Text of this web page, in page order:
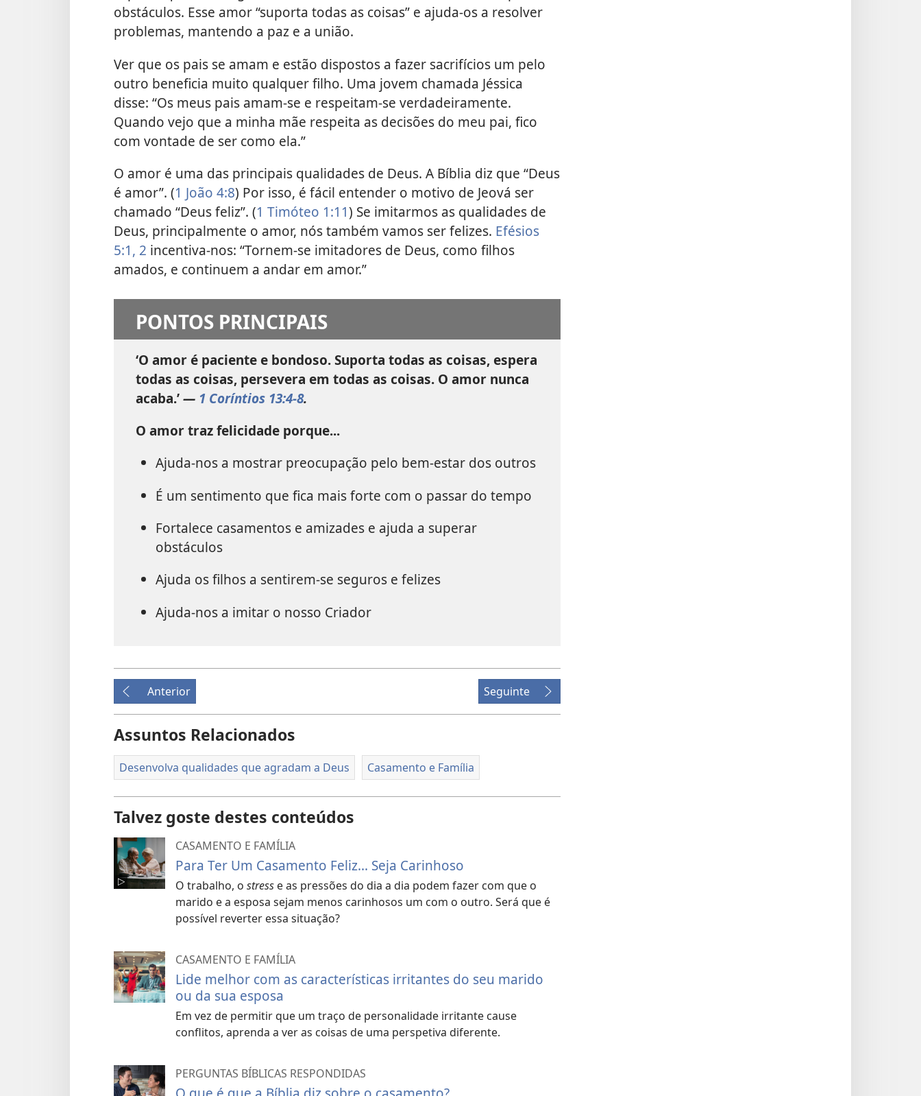
obstáculos. Esse amor “suporta todas as coisas” e ajuda-os a resolver
problemas, mantendo a paz e a união.
Ver que os pais se amam e estão dispostos a fazer sacrifícios um pelo
outro beneficia muito qualquer filho. Uma jovem chamada Jéssica
disse: “Os meus pais amam-se e respeitam-se verdadeiramente.
Quando vejo que a minha mãe respeita as decisões do meu pai, fico
com vontade de ser como ela.”
O amor é uma das principais qualidades de Deus. A Bíblia diz que “Deus
é amor”. (1 João 4:8) Por isso, é fácil entender o motivo de Jeová ser
chamado “Deus feliz”. (1 Timóteo 1:11) Se imitarmos as qualidades de
Deus, principalmente o amor, nós também vamos ser felizes. Efésios
5:1, 2 incentiva-nos: “Tornem-se imitadores de Deus, como filhos
amados, e continuem a andar em amor.”
PONTOS PRINCIPAIS
‘O amor é paciente e bondoso. Suporta todas as coisas, espera
todas as coisas, persevera em todas as coisas. O amor nunca
acaba.’— 1 Coríntios 13:4-8.
O amor traz felicidade porque...
Ajuda-nos a mostrar preocupação pelo bem-estar dos outros
É um sentimento que fica mais forte com o passar do tempo
Fortalece casamentos e amizades e ajuda a superar
obstáculos
Ajuda os filhos a sentirem-se seguros e felizes
Ajuda-nos a imitar o nosso Criador
Anterior Seguinte
Assuntos Relacionados
Desenvolva qualidades que agradam a Deus Casamento e Família
Talvez goste destes conteúdos
CASAMENTO E FAMÍLIA
Para Ter Um Casamento Feliz... Seja Carinhoso
O trabalho, o stress e as pressões do dia a dia podem fazer com que o
marido e a esposa sejam menos carinhosos um com o outro. Será que é
possível reverter essa situação?
CASAMENTO E FAMÍLIA
Lide melhor com as características irritantes do seu marido
ou da sua esposa
Em vez de permitir que um traço de personalidade irritante cause
conflitos, aprenda a ver as coisas de uma perspetiva diferente.
PERGUNTAS BÍBLICAS RESPONDIDAS